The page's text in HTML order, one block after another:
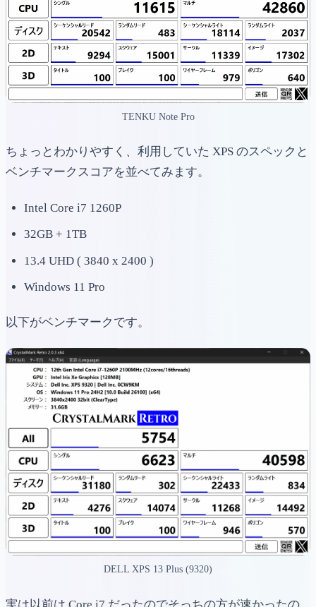
TENKU Note Pro
ちょっとわかりやすく、利用していた XPS のスペックと
ベンチマークスコアを並べてみます。
Intel Core i7 1260P
32GB + 1TB
13.4 UHD ( 3840 x 2400 )
Windows 11 Pro
以下がベンチマークです。
DELL XPS 13 Plus (9320)